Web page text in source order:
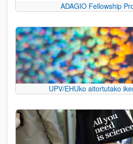
ADAGIO Fellowship
UPV/EHUko aitortutako